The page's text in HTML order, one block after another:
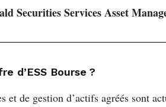
Securities Services Asset
d’ESS Bourse ?
et de gestion d’actifs agréés sont